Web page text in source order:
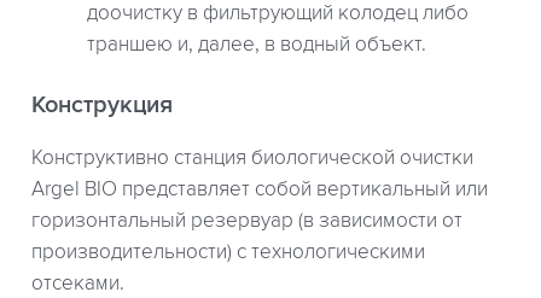
доочистку в фильтрующий колодец либо
траншею и, далее, в водный объект.
Конструкция
Конструктивно станция биологической очистки
Argel BIO представляет собой вертикальный или
горизонтальный резервуар (в зависимости от
производительности) с технологическими
отсеками.